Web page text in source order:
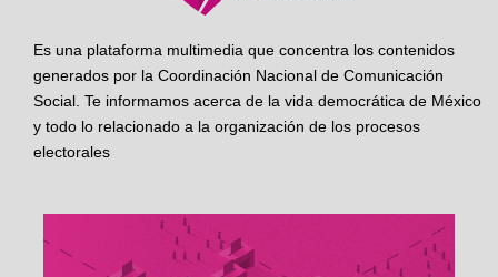
Es una plataforma multimedia que concentra los contenidos
generados por la Coordinación Nacional de Comunicación
Social. Te informamos acerca de la vida democrática de México
y todo lo relacionado a la organización de los procesos
electorales